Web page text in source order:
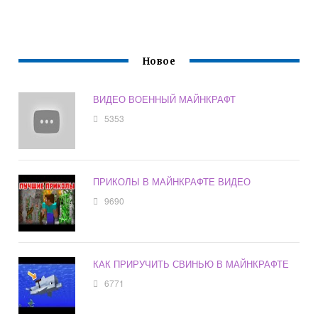
Новое
ВИДЕО ВОЕННЫЙ МАЙНКРАФТ
5353
ПРИКОЛЫ В МАЙНКРАФТЕ ВИДЕО
9690
КАК ПРИРУЧИТЬ СВИНЬЮ В МАЙНКРАФТЕ
6771